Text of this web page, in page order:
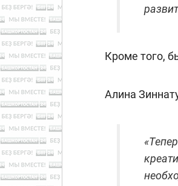
Кроме того,
Алина